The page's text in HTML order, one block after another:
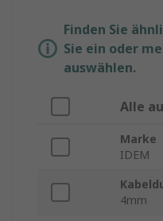
Finden Sie
Sie ein oder
auswählen.
Alle
Marke
IDEM
4mm